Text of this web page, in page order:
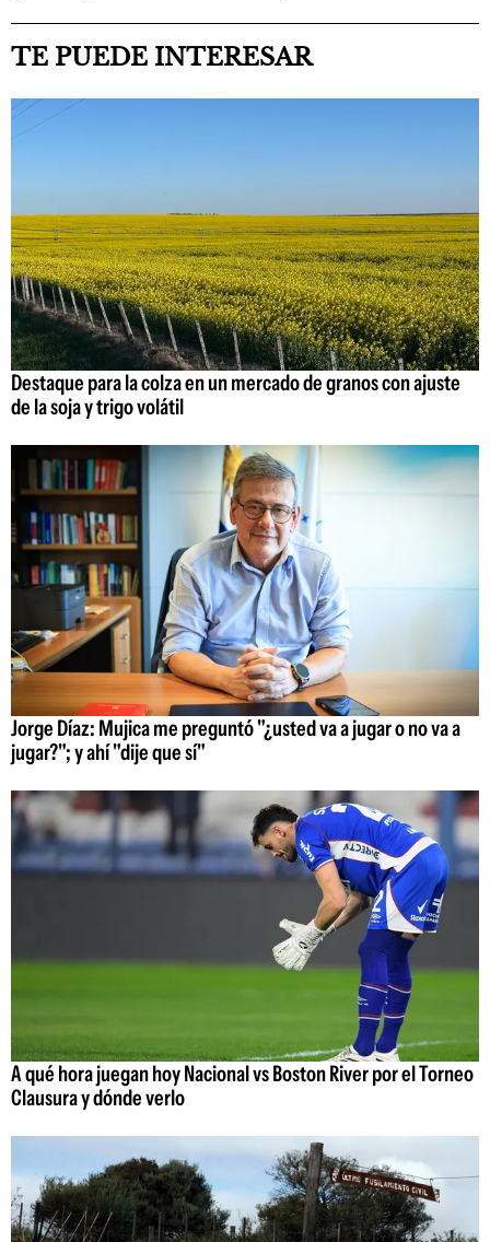
TE PUEDE INTERESAR
Destaque para la colza en un mercado de granos con ajuste
de la soja y trigo volátil
Jorge Díaz: Mujica me preguntó "¿usted va a jugar o no va a
jugar?"; y ahí "dije que sí"
A qué hora juegan hoy Nacional vs Boston River por el Torneo
Clausura y dónde verlo